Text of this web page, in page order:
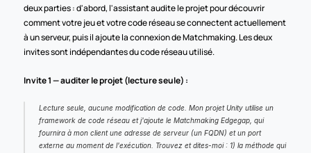
deux parties : d'abord, l'assistant audite le projet pour découvrir
comment votre jeu et votre code réseau se connectent actuellement
à un serveur, puis il ajoute la connexion de Matchmaking. Les deux
invites sont indépendantes du code réseau utilisé.
Invite 1 — auditer le projet (lecture seule) :
Lecture seule, aucune modification de code. Mon projet Unity utilise un
framework de code réseau et j'ajoute le Matchmaking Edgegap, qui
fournira à mon client une adresse de serveur (un FQDN) et un port
externe au moment de l'exécution. Trouvez et dites-moi : 1) la méthode qui